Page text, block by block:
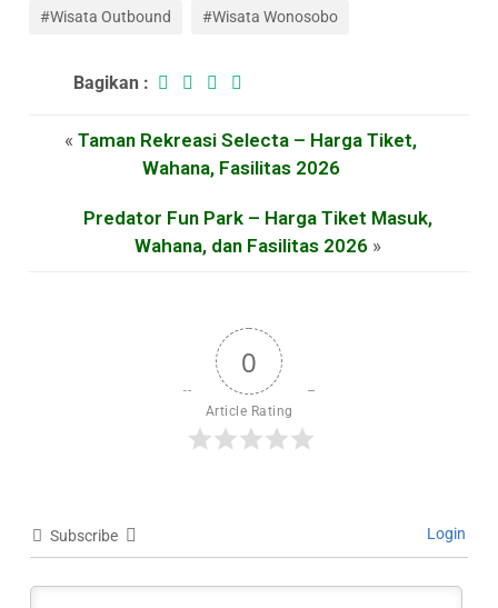
#Wisata Outbound
#Wisata Wonosobo
Bagikan :
« Taman Rekreasi Selecta – Harga Tiket,
Wahana, Fasilitas 2026
Predator Fun Park – Harga Tiket Masuk,
Wahana, dan Fasilitas 2026»
0
Article Rating
Subscribe Login